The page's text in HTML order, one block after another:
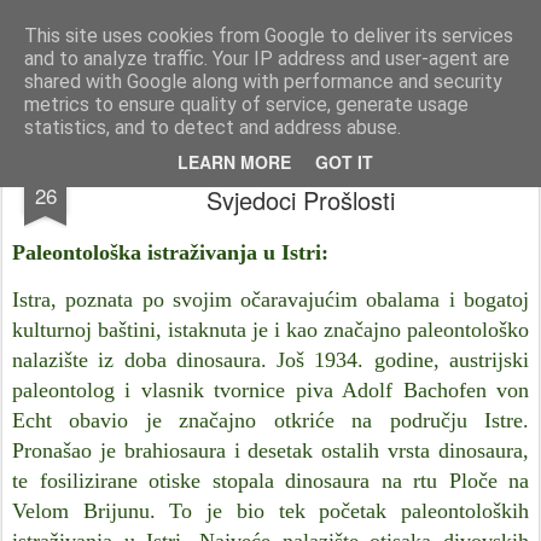
This site uses cookies from Google to deliver its services
and to analyze traffic. Your IP address and user-agent are
shared with Google along with performance and security
metrics to ensure quality of service, generate usage
statistics, and to detect and address abuse.
LEARN MORE GOT IT
Istra photo blog POISTRI.EU © Putopisi | reportaže Istra i Kvarner
Pages
26
Paleontološka važnost Istre: Dinosauri kao
Svjedoci Prošlosti
Paleontološka istraživanja u Istri:
Istra, poznata po svojim očaravajućim obalama i bogatoj
kulturnoj baštini, istaknuta je i kao značajno paleontološko
nalazište iz doba dinosaura. Još 1934. godine, austrijski
paleontolog i vlasnik tvornice piva Adolf Bachofen von
Echt obavio je značajno otkriće na području Istre.
Pronašao je brahiosaura i desetak ostalih vrsta dinosaura,
te fosilizirane otiske stopala dinosaura na rtu Ploče na
Velom Brijunu. To je bio tek početak paleontoloških